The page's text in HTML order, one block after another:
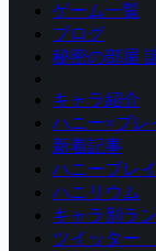
ゲーム一覧
ブログ
秘密の部屋
キャラ紹介
ハニー×ブレ
新着記事
ハニーブレ
ハニリウム
キャラ別ラ
ツイッター